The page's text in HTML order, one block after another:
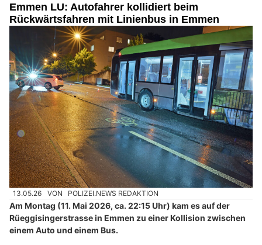
Emmen LU: Autofahrer kollidiert beim
Rückwärtsfahren mit Linienbus in Emmen
13.05.26 VON POLIZEI.NEWS REDAKTION
Am Montag (11. Mai 2026, ca. 22:15 Uhr) kam es auf der
Rüeggisingerstrasse in Emmen zu einer Kollision zwischen
einem Auto und einem Bus.